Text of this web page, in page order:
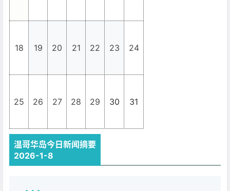
18 19 20 21 22 23 24
25 26 27 28 29 30 31
温哥华岛今日新闻摘要
2026-1-8